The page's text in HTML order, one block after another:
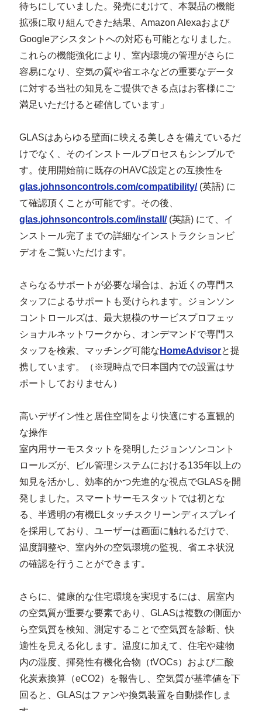
待ちにしていました。発売にむけて、本製品の機能
拡張に取り組んできた結果、Amazon Alexaおよび
Googleアシスタントへの対応も可能となりました。
これらの機能強化により、室内環境の管理がさらに
容易になり、空気の質や省エネなどの重要なデータ
に対する当社の知見をご提供できる点はお客様にご
満足いただけると確信しています」
GLASはあらゆる壁面に映える美しさを備えているだ
けでなく、そのインストールプロセスもシンプルで
す。使用開始前に既存のHAVC設定との互換性を
glas.johnsoncontrols.com/compatibility/(英語) に
て確認頂くことが可能です。その後、
glas.johnsoncontrols.com/install/(英語) にて、イ
ンストール完了までの詳細なインストラクションビ
デオをご覧いただけます。
さらなるサポートが必要な場合は、お近くの専門ス
タッフによるサポートも受けられます。ジョンソン
コントロールズは、最大規模のサービスプロフェッ
ショナルネットワークから、オンデマンドで専門ス
タッフを検索、マッチング可能な HomeAdvisorと提
携しています。（※現時点で日本国内での設置はサ
ポートしておりません）
高いデザイン性と居住空間をより快適にする直観的
な操作
室内用サーモスタットを発明したジョンソンコント
ロールズが、ビル管理システムにおける135年以上の
知見を活かし、効率的かつ先進的な視点でGLASを開
発しました。スマートサーモスタットでは初とな
る、半透明の有機ELタッチスクリーンディスプレイ
を採用しており、ユーザーは画面に触れるだけで、
温度調整や、室内外の空気環境の監視、省エネ状況
の確認を行うことができます。
さらに、健康的な住宅環境を実現するには、居室内
の空気質が重要な要素であり、GLASは複数の側面か
ら空気質を検知、測定することで空気質を診断、快
適性を見える化します。温度に加えて、住宅や建物
内の湿度、揮発性有機化合物（tVOCs）および二酸
化炭素換算（eCO2）を報告し、空気質が基準値を下
回ると、GLASはファンや換気装置を自動操作しま